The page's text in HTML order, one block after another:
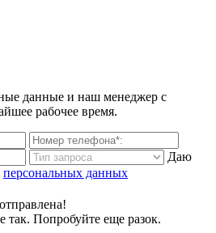
данные и наш менеджер с
рабочее время.
Даю
персональных данных
Попробуйте еще разок.